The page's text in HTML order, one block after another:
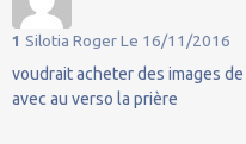
1 Silotia RogerLe 16/11/2016
voudrait acheter des images
avec au verso la prière